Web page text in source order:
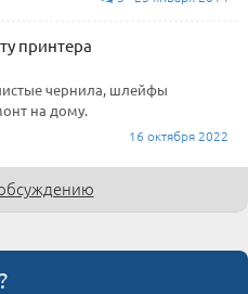
принтера
чернила, шлейфы
на дому.
16 октября 2022